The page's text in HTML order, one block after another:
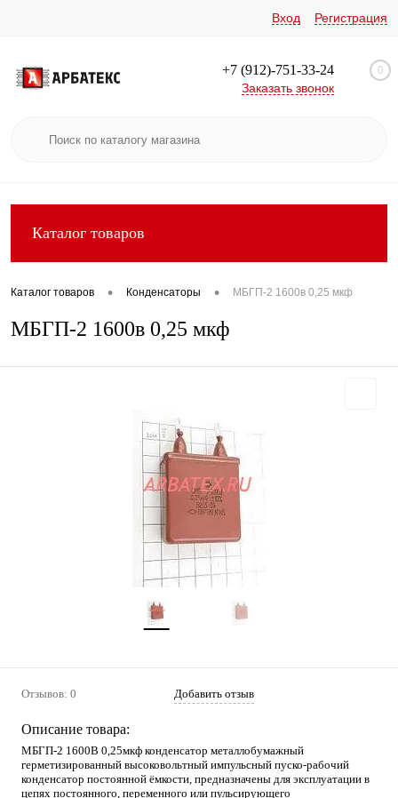
Вход Регистрация
+7 (912)-751-33-24
Заказать звонок
0
Каталог товаров
Каталог товаров • Конденсаторы • МБГП-2 1600в 0,25 мкф
МБГП-2 1600в 0,25 мкф
Отзывов: 0 Добавить отзыв
Описание товара:
МБГП-2 1600В 0,25мкф конденсатор металлобумажный
герметизированный высоковольтный импульсный пуско-рабочий
конденсатор постоянной ёмкости, предназначены для эксплуатации в
цепях постоянного, переменного или пульсирующего